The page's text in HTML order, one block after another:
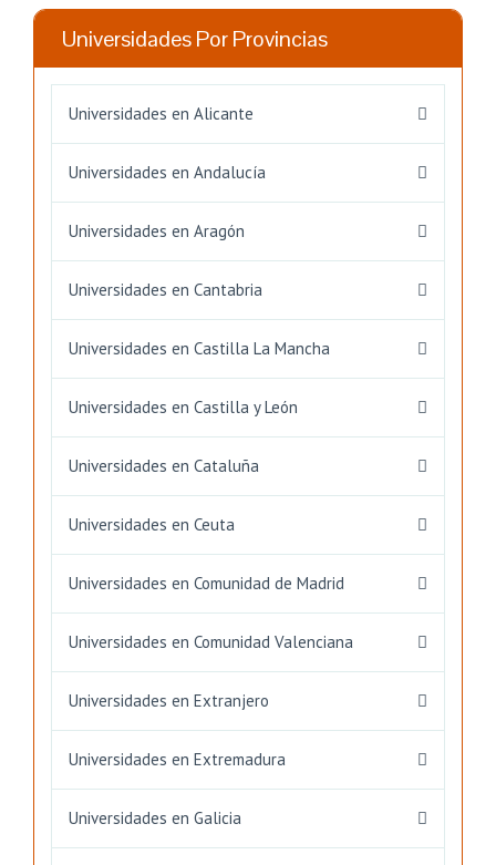
Universidades Por Provincias
Universidades en Alicante
Universidades en Andalucía
Universidades en Aragón
Universidades en Cantabria
Universidades en Castilla La Mancha
Universidades en Castilla y León
Universidades en Cataluña
Universidades en Ceuta
Universidades en Comunidad de Madrid
Universidades en Comunidad Valenciana
Universidades en Extranjero
Universidades en Extremadura
Universidades en Galicia